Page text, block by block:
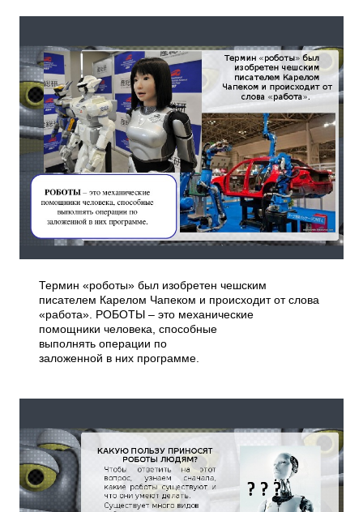
Термин «роботы» был изобретен чешским
писателем Карелом Чапеком и происходит от слова
«работа». РОБОТЫ – это механические
помощники человека, способные
выполнять операции по
заложенной в них программе.